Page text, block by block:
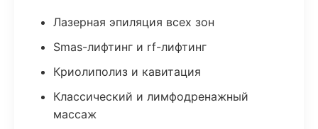
Лазерная эпиляция всех зон
Smas-лифтинг и rf-лифтинг
Криолиполиз и кавитация
Классический и лимфодренажный
массаж